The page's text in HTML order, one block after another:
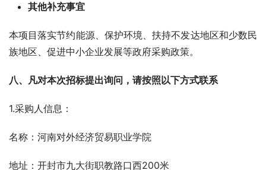
其他补充事宜
本项目落实节约能源、保护环境、扶持不发达地区和少数民
族地区、促进中小企业发展等政府采购政策。
八、凡对本次招标提出询问，请按照以下方式联系
1.采购人信息：
名称：河南对外经济贸易职业学院
地址：开封市九大街职教路口西200米